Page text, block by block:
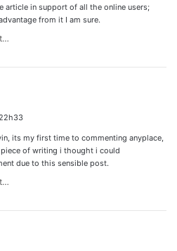
article in support of all the online users;
from it I am sure.
its my first time to commenting anyplace,
of writing i thought i could
due to this sensible post.